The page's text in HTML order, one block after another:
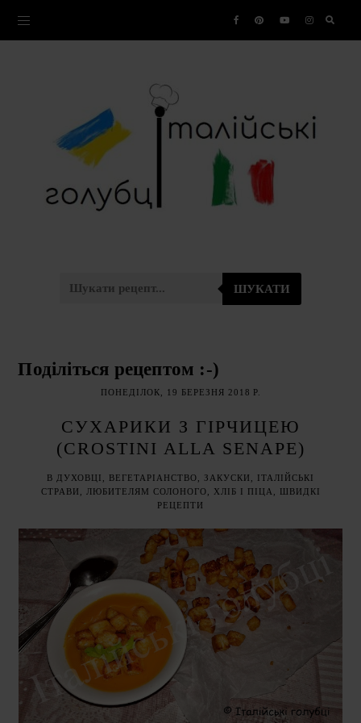
ШУКАТИ
Поділіться рецептом :-)
ПОНЕДІЛОК, 19 БЕРЕЗНЯ 2018 Р.
СУХАРИКИ З ГІРЧИЦЕЮ
(CROSTINI ALLA SENAPE)
В ДУХОВЦІ ВЕГЕТАРІАНСТВО ЗАКУСКИ
ІТАЛІЙСЬКІ
СТРАВИ
ЛЮБИТЕЛЯМ СОЛОНОГО ХЛІБ І ПІЦА
ШВИДКІ
РЕЦЕПТИ